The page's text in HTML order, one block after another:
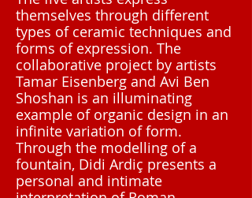
themselves through different
types of ceramic techniques and
forms of expression. The
collaborative project by artists
Tamar Eisenberg and Avi Ben
Shoshan is an illuminating
example of organic design in an
infinite variation of form.
Through the modelling of a
fountain, Didi Ardiç presents a
personal and intimate